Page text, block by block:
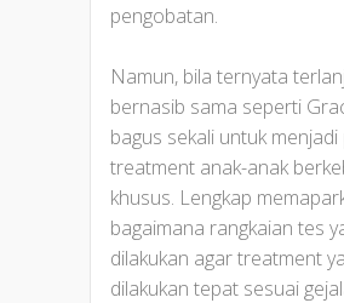
pengobatan.
Namun, bila ternyata
bernasib sama seperti
bagus sekali untuk
treatment anak-anak
khusus. Lengkap
bagaimana rangkaian tes
dilakukan agar treatment
dilakukan tepat sesuai